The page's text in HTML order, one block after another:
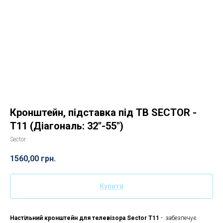
Кронштейн, підставка під ТВ SECTOR -
T11 (Діагональ: 32"-55")
Sector
1560,00 грн.
Купити
Настільний кронштейн для телевізора Sector T11 - забезпечує